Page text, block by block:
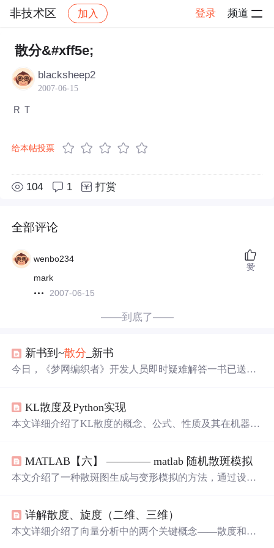
非技术区 加入 登录 频道
社区 非技术区
散分&#xff5e;
blacksheep2
2007-06-15
ＲＴ
给本帖投票
104 1 打赏
全部评论
wenbo234
mark
2007-06-15
赞
——到底了——
新书到~散分 _新书
今日，《梦网编织者》开发人员即时疑难解答一书已送
KL散度及Python实现
本文详细介绍了KL散度的概念、公式、性质及其在机器学
其不对称性。
MATLAB【六】 ———— matlab 随机散斑模拟
本文介绍了一种散斑图生成与变形模拟的方法，通过设定
程，展示了散斑图在不同条件下的变化。
详解散度、旋度（二维、三维）
本文详细介绍了向量分析中的两个关键概念——散度和旋